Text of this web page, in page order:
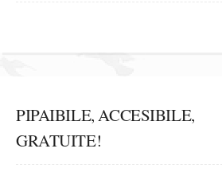
PIPAIBILE, ACCESIBILE,
GRATUITE!